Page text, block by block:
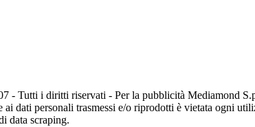
- Tutti i diritti riservati - Per la pubblicità Mediamond
ai dati personali trasmessi e/o riprodotti è vietata ogni
data scraping.